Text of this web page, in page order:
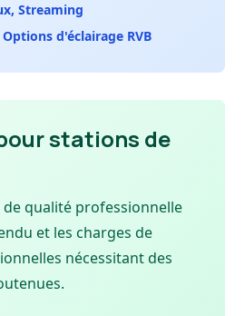
Streaming
d'éclairage RVB
stations de
qualité professionnelle
et les charges de
nécessitant des